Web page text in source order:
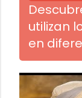
utilizan
en